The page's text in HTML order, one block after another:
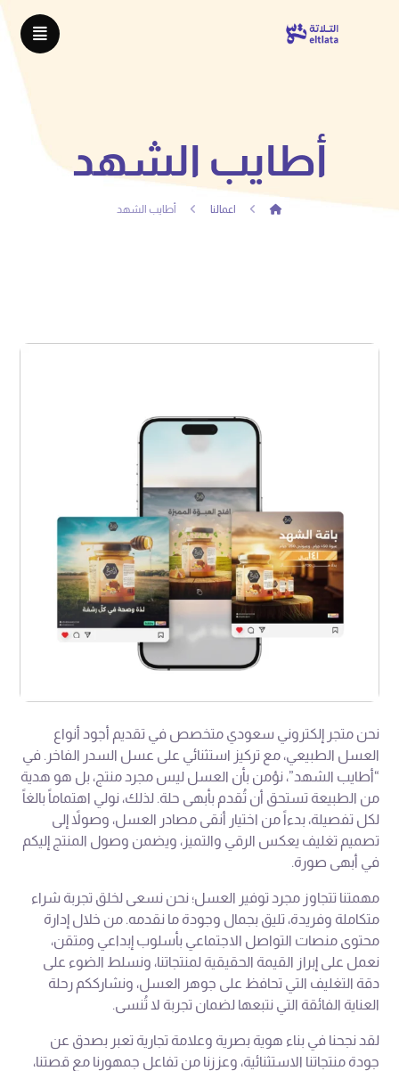
أطايب الشهد
اعمالنا أطايب الشهد
نحن متجر إلكتروني سعودي متخصص في تقديم أجود أنواع
العسل الطبيعي، مع تركيز استثنائي على عسل السدر الفاخر. في
“أطايب الشهد”، نؤمن بأن العسل ليس مجرد منتج، بل هو هدية
من الطبيعة تستحق أن تُقدم بأبهى حلة. لذلك، نولي اهتماماً بالغاً
لكل تفصيلة، بدءاً من اختيار أنقى مصادر العسل، وصولاً إلى
تصميم تغليف يعكس الرقي والتميز، ويضمن وصول المنتج إليكم
في أبهى صورة.
مهمتنا تتجاوز مجرد توفير العسل؛ نحن نسعى لخلق تجربة شراء
متكاملة وفريدة، تليق بجمال وجودة ما نقدمه. من خلال إدارة
محتوى منصات التواصل الاجتماعي بأسلوب إبداعي ومتقن،
نعمل على إبراز القيمة الحقيقية لمنتجاتنا، ونسلط الضوء على
دقة التغليف التي تحافظ على جوهر العسل، ونشارككم رحلة
العناية الفائقة التي نتبعها لضمان تجربة لا تُنسى.
لقد نجحنا في بناء هوية بصرية وعلامة تجارية تعبر بصدق عن
جودة منتجاتنا الاستثنائية، وعززنا من تفاعل جمهورنا مع قصتنا،